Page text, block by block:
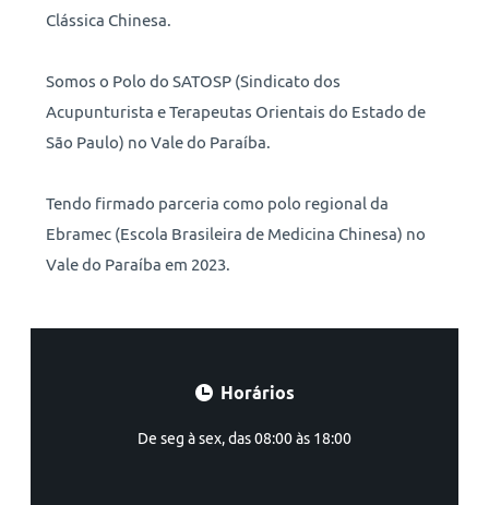
Clássica Chinesa.
Somos o Polo do SATOSP (Sindicato dos
Acupunturista e Terapeutas Orientais do Estado de
São Paulo) no Vale do Paraíba.
Tendo firmado parceria como polo regional da
Ebramec (Escola Brasileira de Medicina Chinesa) no
Vale do Paraíba em 2023.
Horários
De seg à sex, das 08:00 às 18:00